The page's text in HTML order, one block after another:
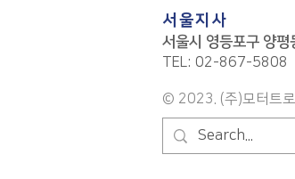
서울지사
서울시 영등포구 양
TEL: 02-867-
© 2023. (주)모터트